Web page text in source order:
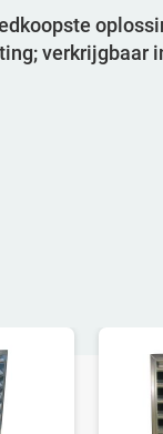
verkrijgbaar